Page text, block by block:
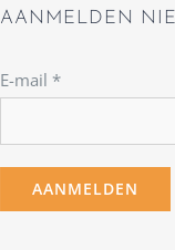
AANMELDEN
E-mail *